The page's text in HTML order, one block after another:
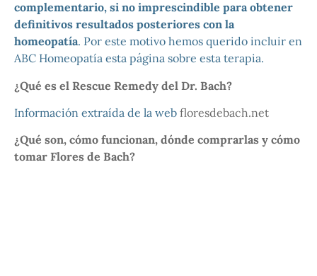
complementario, si no imprescindible para obtener
definitivos resultados posteriores con la
homeopatía. Por este motivo hemos querido incluir en
ABC Homeopatía esta página sobre esta terapia.
¿Qué es el Rescue Remedy del Dr. Bach?
Información extraída de la web floresdebach.net
¿Qué son, cómo funcionan, dónde comprarlas y cómo
tomar Flores de Bach?